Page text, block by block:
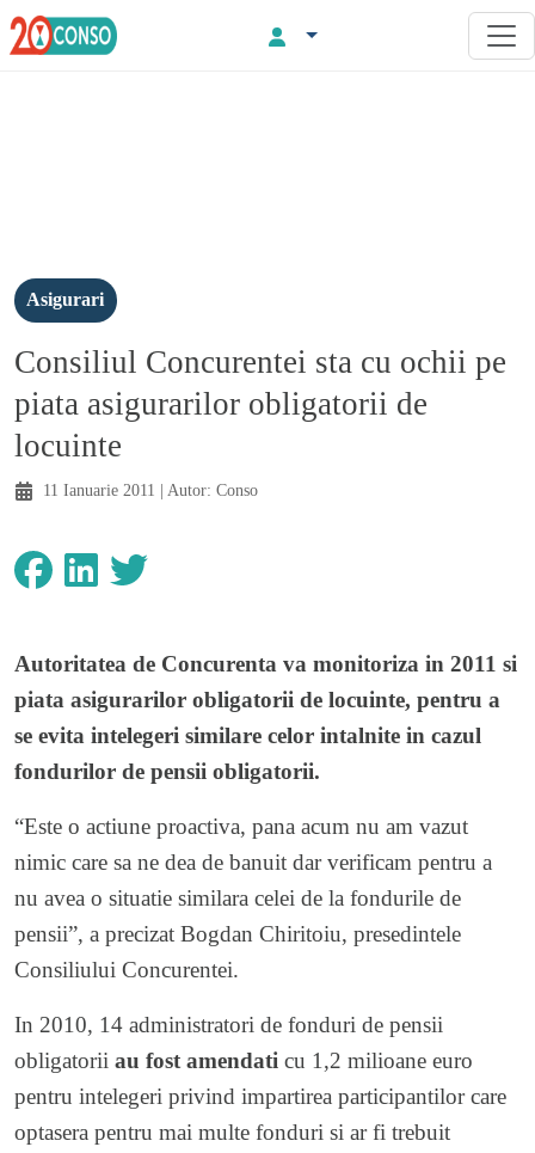
Asigurari
Consiliul Concurentei sta cu ochii pe
piata asigurarilor obligatorii de
locuinte
11 Ianuarie 2011 | Autor: Conso
Autoritatea de Concurenta va monitoriza in 2011 si
piata asigurarilor obligatorii de locuinte, pentru a
se evita intelegeri similare celor intalnite in cazul
fondurilor de pensii obligatorii.
“Este o actiune proactiva, pana acum nu am vazut
nimic care sa ne dea de banuit dar verificam pentru a
nu avea o situatie similara celei de la fondurile de
pensii”, a precizat Bogdan Chiritoiu, presedintele
Consiliului Concurentei.
In 2010, 14 administratori de fonduri de pensii
obligatorii au fost amendati cu 1,2 milioane euro
pentru intelegeri privind impartirea participantilor care
optasera pentru mai multe fonduri si ar fi trebuit